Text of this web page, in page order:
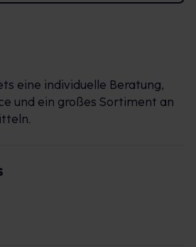
eine individuelle Beratung,
und ein großes Sortiment an